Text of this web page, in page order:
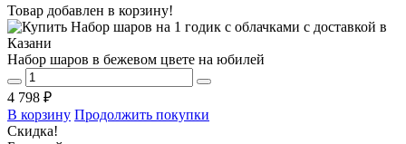
Товар добавлен в корзину!
Набор шаров в бежевом цвете на юбилей
4 798 ₽
В корзину Продолжить покупки
Скидка!